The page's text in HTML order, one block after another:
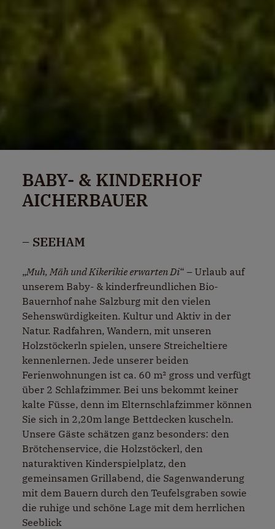
BABY- & KINDERHOF
AICHERBAUER
– SEEHAM
„Muh, Mäh und Kikerikie erwarten Di“ – Urlaub auf
unserem Baby- & kinderfreundlichen Bio-
Bauernhof nahe Salzburg mit den vielen
Sehenswürdigkeiten. Kultur und Aktiv in der
Natur. Radfahren, Wandern, mit unseren
Holzstöckerln spielen, unsere Streicheltiere
kennenlernen. Jede unserer beiden
Ferienwohnungen ist ca. 60 m² gross und verfügt
über 2 Schlafzimmer. Bei uns bekommt keiner
kalte Füsse, denn im Elternschlafzimmer können
Sie sich in 2,20m lange Bettdecken kuscheln.
Unsere Gäste schätzen ganz besonders: den
Brötchenservice, die Holzstöckerl, den
naturaktiven Kinderspielplatz, den
gemeinsamen Grillabend, die Sagenwanderung
mit dem Bauern durch den Teufelsgraben sowie
die ruhige und schöne Lage mit dem herrlichen
Seeblick